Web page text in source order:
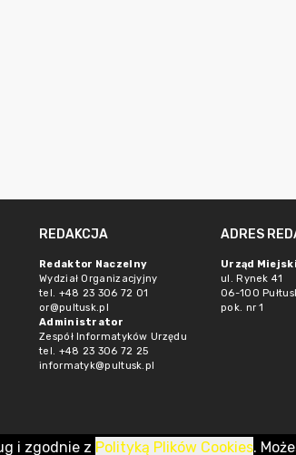
REDAKCJA
Redaktor Naczelny
Wydział Organizacjyjny
tel. +48 23 306 72 01
or@pultusk.pl
Administrator
Zespół Informatyków Urzędu
tel. +48 23 306 72 25
informatyk@pultusk.pl
ADRES
Urząd
ul. Rynek 41
06-100
pok. nr 1
i zgodnie z Polityką Plików Cookies.